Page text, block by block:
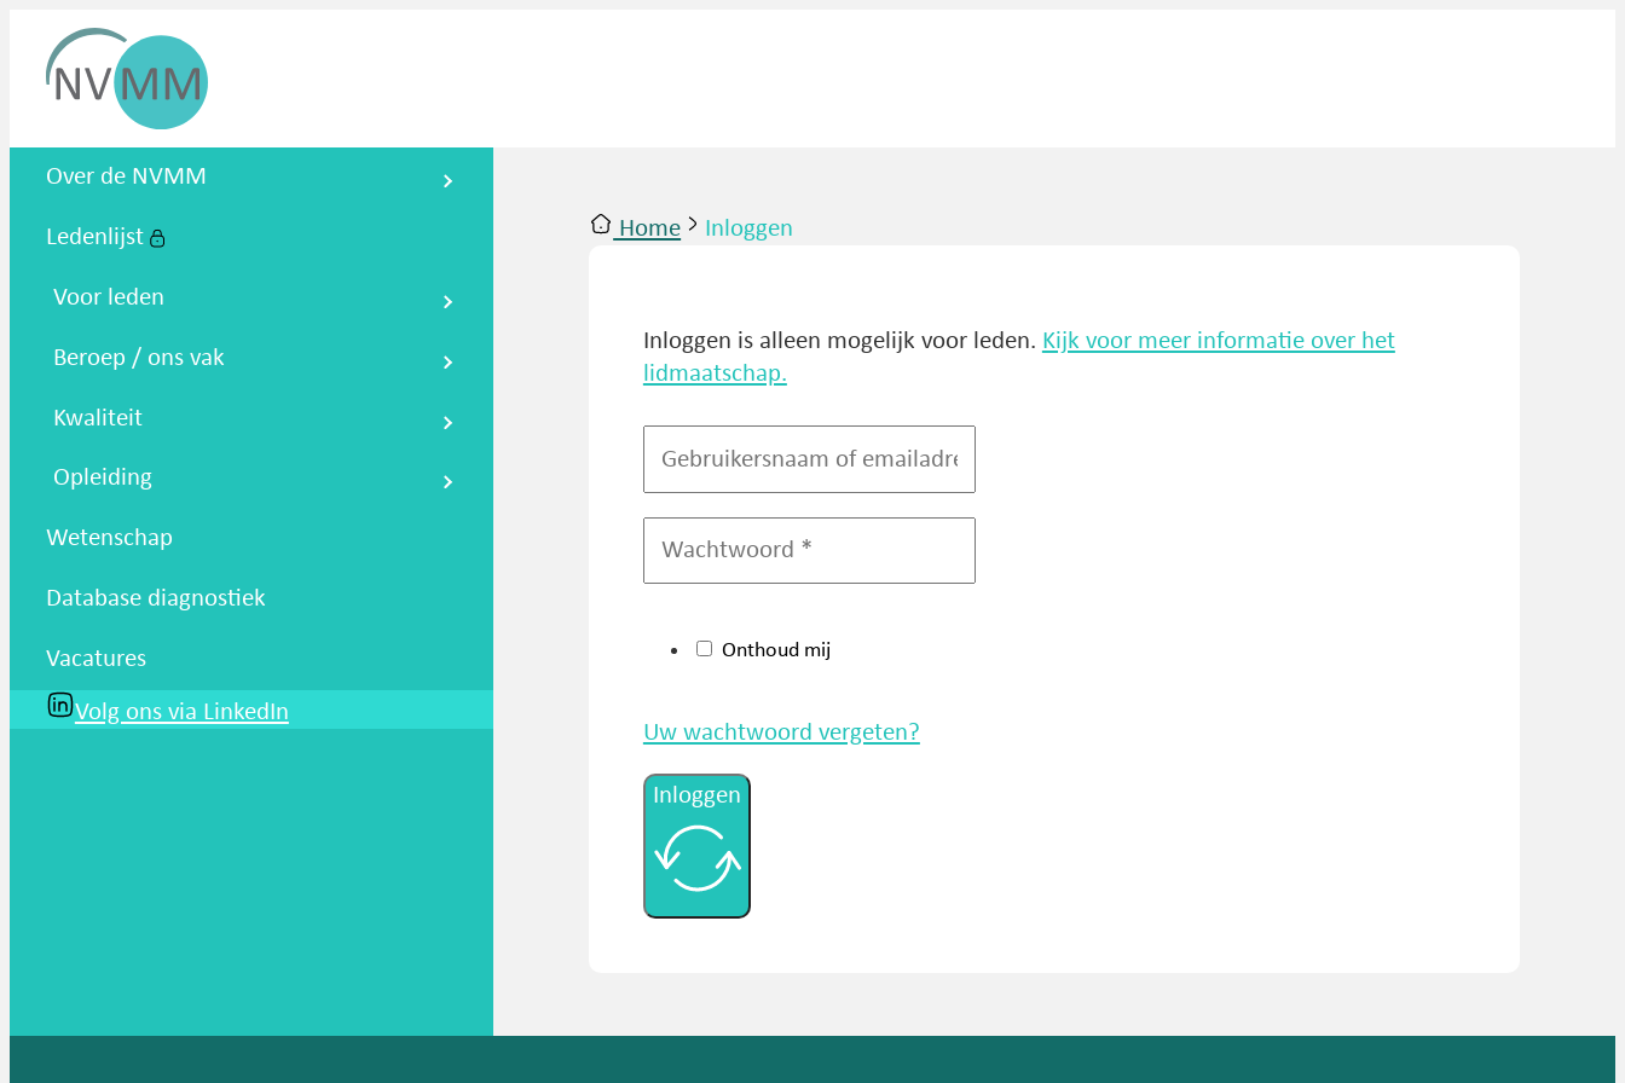
Nederlandse Vereniging voor
Over de NVMM
Ledenlijst
Voor leden
Beroep / ons vak
Kwaliteit
Opleiding
Wetenschap
Database diagnostiek
Vacatures
Volg ons via LinkedIn
Home Inloggen
Inloggen is alleen mogelijk voor leden. Kijk voor meer informatie over het
lidmaatschap.
Onthoud mij
Uw wachtwoord vergeten?
Inloggen